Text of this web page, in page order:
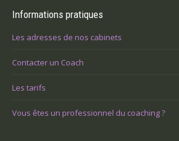
Informations pratiques
Les adresses de nos cabinets
Contacter un Coach
Les tarifs
Vous êtes un professionnel du coaching ?